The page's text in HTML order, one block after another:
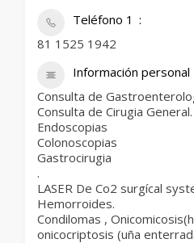
Teléfono 1
81 1525 1942
Información personal
Consulta de
Consulta de Cirugia General.
Endoscopias
Colonoscopias
Gastrocirugia
.
LASER De Co2 surgícal
Hemorroides.
Condilomas ,
onicocriptosis (uña